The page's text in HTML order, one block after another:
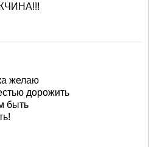
желаю
дорожить
быть